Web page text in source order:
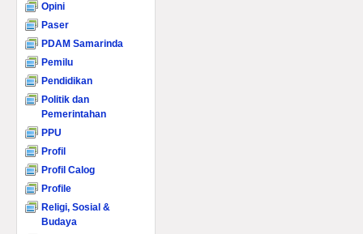
Opini
Paser
PDAM Samarinda
Pemilu
Pendidikan
Politik dan
Pemerintahan
PPU
Profil
Profil Calog
Profile
Religi, Sosial &
Budaya